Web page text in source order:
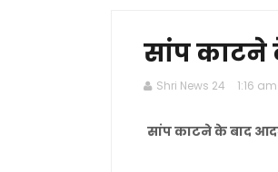
सांप काटने
Shri News 24 1:16 am
सांप काटने के बाद